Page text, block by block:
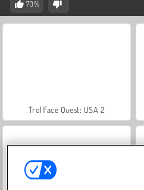
73%
Trollface Quest: USA 2